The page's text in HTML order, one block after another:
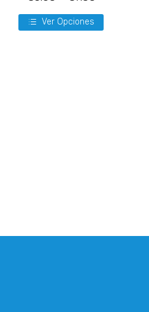
Ver Opciones